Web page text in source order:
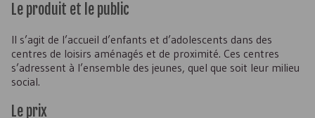
Le produit et le public
Il s’agit de l’accueil d’enfants et d’adolescents dans des
centres de loisirs aménagés et de proximité. Ces centres
s’adressent à l’ensemble des jeunes, quel que soit leur milieu
social.
Le prix